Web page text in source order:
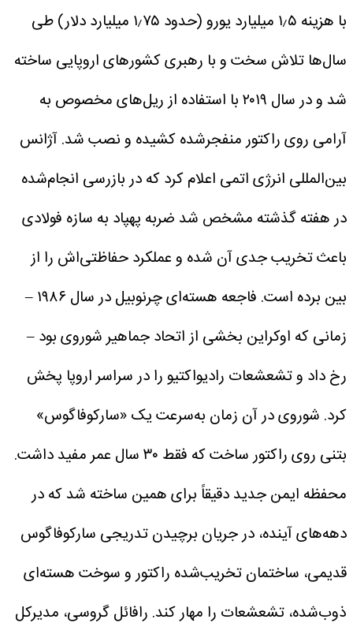
با هزینه ۱٫۵ میلیارد یورو (حدود ۱٫۷۵ میلیارد دلار) طی
سال‌ها تلاش سخت و با رهبری کشورهای اروپایی ساخته
شد و در سال ۲۰۱۹ با استفاده از ریل‌های مخصوص به
آرامی روی راکتور منفجرشده کشیده و نصب شد.آژانس
بین‌المللی انرژی اتمی اعلام کرد که در بازرسی انجام‌شده
در هفته گذشته مشخص شد ضربه پهپاد به سازه فولادی
باعث تخریب جدی آن شده و عملکرد حفاظتی‌اش را از
بین برده است.
فاجعه هسته‌ای چرنوبیل در سال ۱۹۸۶ –
زمانی که اوکراین بخشی از اتحاد جماهیر شوروی بود –
رخ داد و تشعشعات رادیواکتیو را در سراسر اروپا پخش
کرد. شوروی در آن زمان به‌سرعت یک «سارکوفاگوس»
بتنی روی راکتور ساخت که فقط ۳۰ سال عمر مفید داشت.
محفظه ایمن جدید دقیقاً برای همین ساخته شد که در
دهه‌های آینده، در جریان برچیدن تدریجی سارکوفاگوس
قدیمی، ساختمان تخریب‌شده راکتور و سوخت هسته‌ای
ذوب‌شده، تشعشعات را مهار کند. رافائل گروسی، مدیرکل